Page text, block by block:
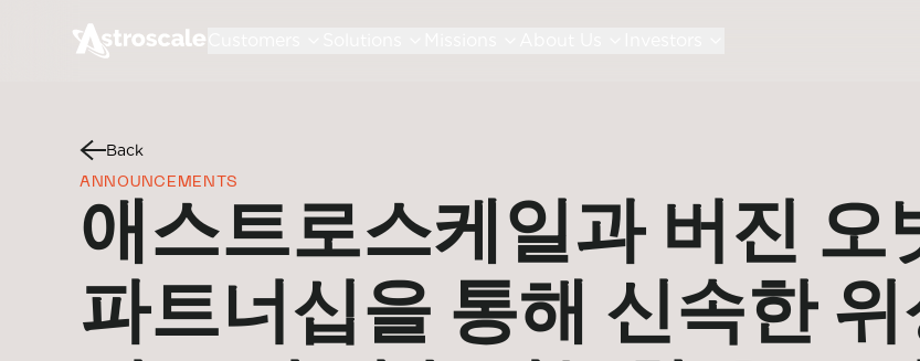
Back
ANNOUNCEMENTS
애스트로스케일과 버진 오
파트너십을 통해 신속한 위